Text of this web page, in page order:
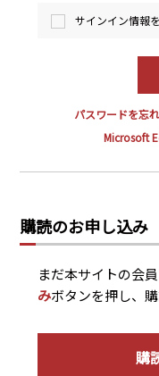
採用情報
サインイン情報
パスワードを忘
Microsoft
購読のお申し込み
まだ本サイトの会
みボタンを押し、
購